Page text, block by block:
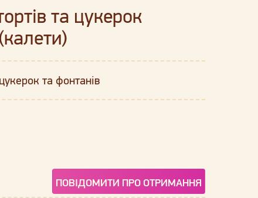
та цукерок
та фонтанів
ПОВІДОМИТИ ПРО ОТРИМАННЯ